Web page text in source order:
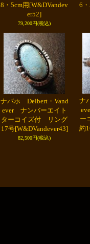
8・5cm用 [W&DVandev
er52]
79,200円(税込)
6
ナバホ Delbert・Vand
ever ナンバーエイト
ターコイズ付 リング
17号[W&DVandever43]
82,500円(税込)
ナ
ー
約